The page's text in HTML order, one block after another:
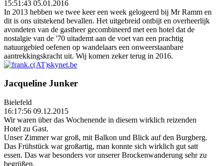
15:51:43 05.01.2016
In 2013 hebben we twee keer een week gelogeerd bij Mr Ramm en
dit is ons uitstekend bevallen. Het uitgebreid ontbijt en overheerlijk
avondeten van de gastheer gecombineerd met een hotel dat de
nostalgie van de '70 uitademt aan de voet van een prachtig
natuurgebied oefenen op wandelaars een onweerstaanbare
aantrekkingskracht uit. Wij komen zeker terug in 2016.
Jacqueline Junker
Bielefeld
16:17:56 09.12.2015
Wir waren über das Wochenende in diesem wirklich reizenden
Hotel zu Gast.
Unser Zimmer war groß, mit Balkon und Blick auf den Burgberg.
Das Frühstück war großartig, man konnte sich wirklich gut satt
essen. Das war besonders vor unserer Brockenwanderung sehr zu
begrüßen.